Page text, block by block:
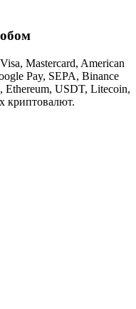
Mastercard, American
Pay, SEPA, Binance
Ethereum, USDT, Litecoin,
криптовалют.